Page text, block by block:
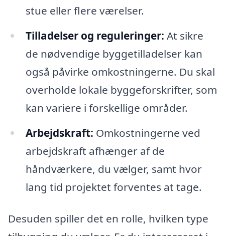
stue eller flere værelser.
Tilladelser og reguleringer: At sikre
de nødvendige byggetilladelser kan
også påvirke omkostningerne. Du skal
overholde lokale byggeforskrifter, som
kan variere i forskellige områder.
Arbejdskraft: Omkostningerne ved
arbejdskraft afhænger af de
håndværkere, du vælger, samt hvor
lang tid projektet forventes at tage.
Desuden spiller det en rolle, hvilken type